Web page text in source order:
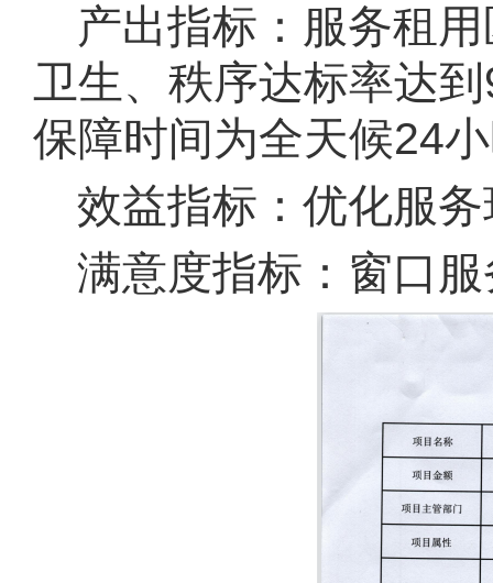
产出指标：服务租
卫生、秩序达标率达
保障时间为全天候24
效益指标：优化服
满意度指标：窗口